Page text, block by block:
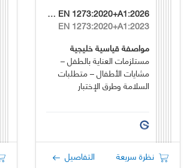
GSO EN 1273:2020+A1:2026
EN 1273:2020+A1:2023
مواصفة قياسية خليجية
مستلزمات العناية بالطفل –
مشايات الأطفال – متطلبات
السلامة وطرق الإختبار
نظرة سريعة التفاصيل